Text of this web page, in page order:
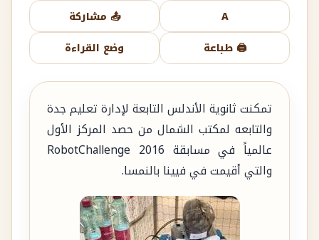
A
📤 مشاركة
🖨️ طباعة
وضع القراءة
تمكنت ثانوية الأندلس التابعة لإدارة تعليم جدة
والتابعه لمكتب الشمال من حصد المركز الأول
عالمياً في مسابقة RobotChallenge 2016
والتي أقيمت في فيينا بالنمسا.